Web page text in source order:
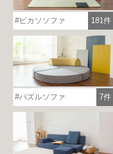
ピカソソファ 181件
パズルソファ 7件